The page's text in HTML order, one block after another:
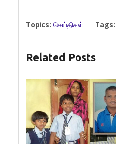
Topics: செய்திகள் Tags:
Related Posts